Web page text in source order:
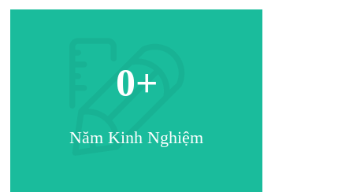
0+
Năm Kinh Nghiệm